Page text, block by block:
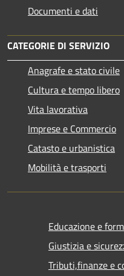
Documenti e dati
CATEGORIE DI SERVIZIO
Anagrafe e stato civile
Cultura e tempo libero
Vita lavorativa
Imprese e Commercio
Catasto e urbanistica
Mobilità e trasporti
Educazione e
Giustizia e
Tributi,finanze e